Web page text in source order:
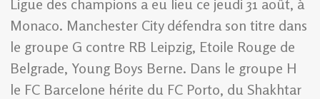
Ligue des champions a eu lieu ce jeudi 31 août, à
Monaco. Manchester City défendra son titre dans
le groupe G contre RB Leipzig, Etoile Rouge de
Belgrade, Young Boys Berne. Dans le groupe H
le FC Barcelone hérite du FC Porto, du Shakhtar